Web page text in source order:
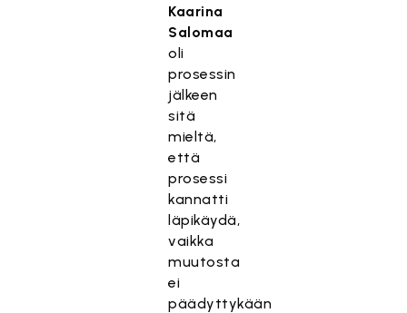
Kaarina
Salomaa
oli
prosessin
jälkeen
sitä
mieltä,
että
prosessi
kannatti
läpikäydä,
vaikka
muutosta
ei
päädyttykään